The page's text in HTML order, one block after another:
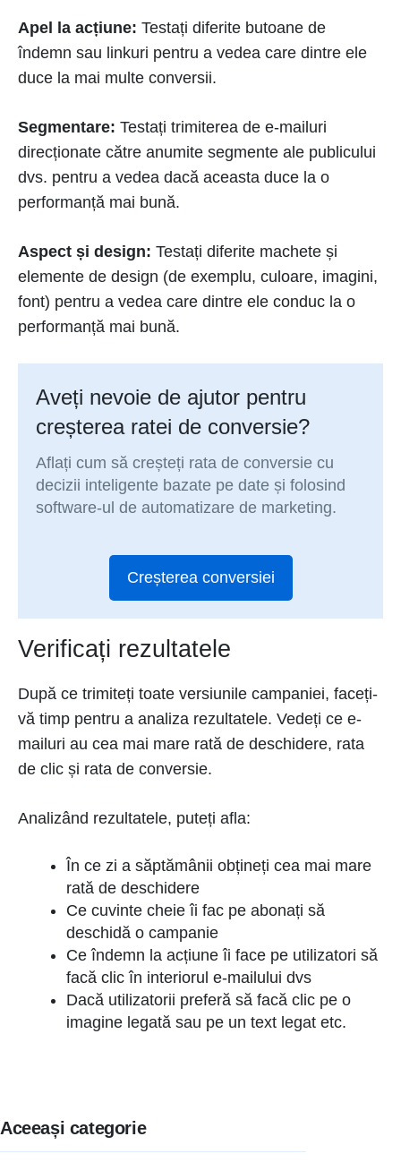
Apel la acțiune: Testați diferite butoane de
îndemn sau linkuri pentru a vedea care dintre ele
duce la mai multe conversii.
Segmentare: Testați trimiterea de e-mailuri
direcționate către anumite segmente ale publicului
dvs. pentru a vedea dacă aceasta duce la o
performanță mai bună.
Aspect și design: Testați diferite machete și
elemente de design (de exemplu, culoare, imagini,
font) pentru a vedea care dintre ele conduc la o
performanță mai bună.
Aveți nevoie de ajutor pentru
creșterea ratei de conversie?
Aflați cum să creșteți rata de conversie cu
decizii inteligente bazate pe date și folosind
software-ul de automatizare de marketing.
Creșterea conversiei
Verificați rezultatele
După ce trimiteți toate versiunile campaniei, faceți-
vă timp pentru a analiza rezultatele. Vedeți ce e-
mailuri au cea mai mare rată de deschidere, rata
de clic și rata de conversie.
Analizând rezultatele, puteți afla:
În ce zi a săptămânii obțineți cea mai mare
rată de deschidere
Ce cuvinte cheie îi fac pe abonați să
deschidă o campanie
Ce îndemn la acțiune îi face pe utilizatori să
facă clic în interiorul e-mailului dvs
Dacă utilizatorii preferă să facă clic pe o
imagine legată sau pe un text legat etc.
Aceeași categorie